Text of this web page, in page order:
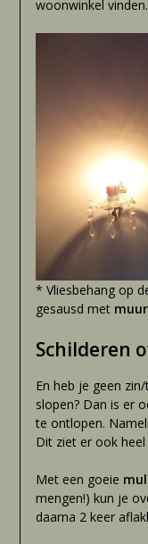
woonwinkel vinden.
* Vliesbehang op
gesausd met
Schilderen
En heb je geen
slopen? Dan is er
te ontlopen.
Dit ziet er ook
Met een goeie
mengen!) kun je
daarna 2 keer